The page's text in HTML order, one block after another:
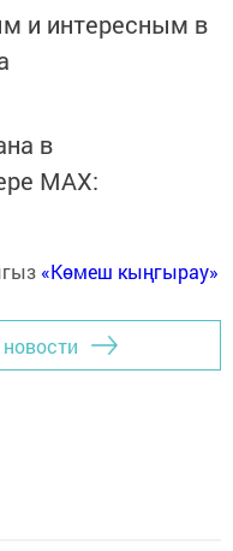
и интересным в
в
MАХ:
«Көмеш кыңгырау»